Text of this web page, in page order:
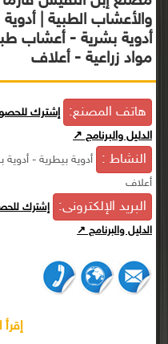
والأعشاب الطبية |
أدوية بشرية - أعشاب
مواد زراعية - أعلاف
هاتف المصنع: إشترك
الدليل والبرنامج ↗
النشاط :
أدوية بيطرية -
أعلاف
البريد الإلكترونى: إشترك
الدليل والبرنامج ↗